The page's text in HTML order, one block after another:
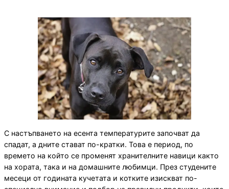
С настъпването на есента температурите започват да
спадат, а дните стават по-кратки. Това е период, по
времето на който се променят хранителните навици както
на хората, така и на домашните любимци. През студените
месеци от годината кучетата и котките изискват по-